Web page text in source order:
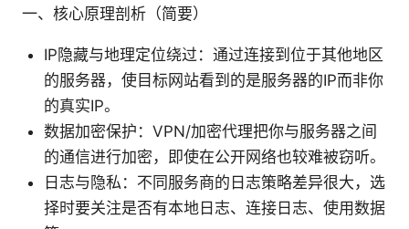
一、核心原理剖析（简要）
IP隐藏与地理定位绕过：通过连接到位于其他地区
的服务器，使目标网站看到的是服务器的IP而非你
的真实IP。
数据加密保护：VPN/加密代理把你与服务器之间
的通信进行加密，即使在公开网络也较难被窃听。
日志与隐私：不同服务商的日志策略差异很大，选
择时要关注是否有本地日志、连接日志、使用数据